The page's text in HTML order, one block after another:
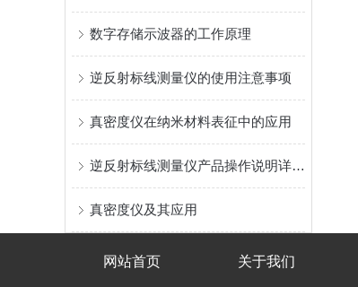
数字存储示波器的工作原理
逆反射标线测量仪的使用注意事项
真密度仪在纳米材料表征中的应用
逆反射标线测量仪产品操作说明详细步骤
真密度仪及其应用
网站首页 关于我们